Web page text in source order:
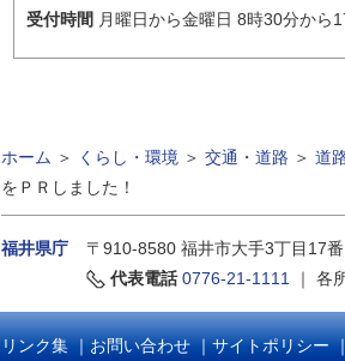
受付時間 月曜日から金曜日 8時30分から
ホーム ＞ くらし・環境 ＞ 交通・道路 ＞ 道
をＰＲしました！
福井県庁 〒910-8580 福井市大手3丁目17
代表電話 0776-21-1111 ｜ 各
リンク集｜お問い合わせ｜サイトポリシー